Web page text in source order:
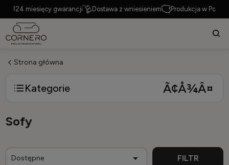
24 miesięcy gwarancji Dostawa z wniesieniem Produkcja w Polsce
Strona główna
Kategorie
Sofy
Dostępne 
FILTR